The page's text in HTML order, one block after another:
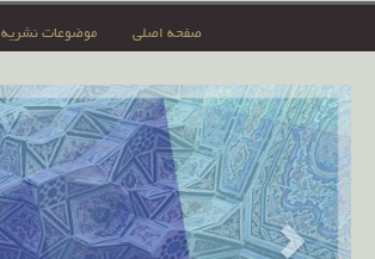
صفحه اصلی موضوعات نشریه